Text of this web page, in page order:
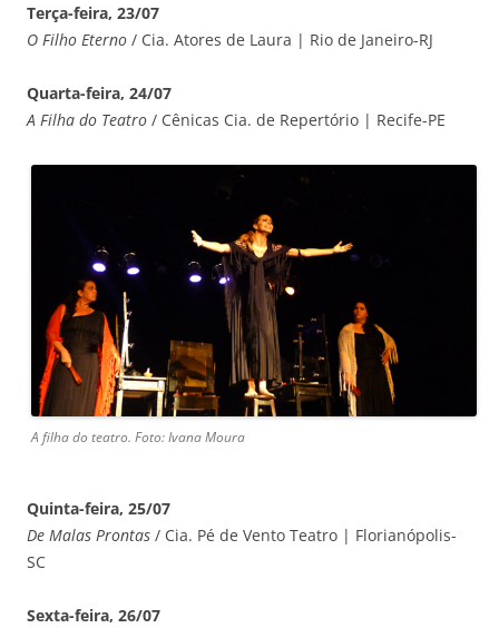
Terça-feira, 23/07
O Filho Eterno / Cia. Atores de Laura | Rio de Janeiro-RJ
Quarta-feira, 24/07
A Filha do Teatro / Cênicas Cia. de Repertório | Recife-PE
A filha do teatro. Foto: Ivana Moura
Quinta-feira, 25/07
De Malas Prontas / Cia. Pé de Vento Teatro | Florianópolis-
SC
Sexta-feira, 26/07